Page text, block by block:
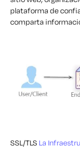
plataforma de
comparta
SSL/TLS La